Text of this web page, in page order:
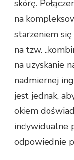
skórę.
na
starzeniem
na tzw.
na uzyskanie
nadmiernej
jest jednak,
okiem
indywidualne
odpowiednie